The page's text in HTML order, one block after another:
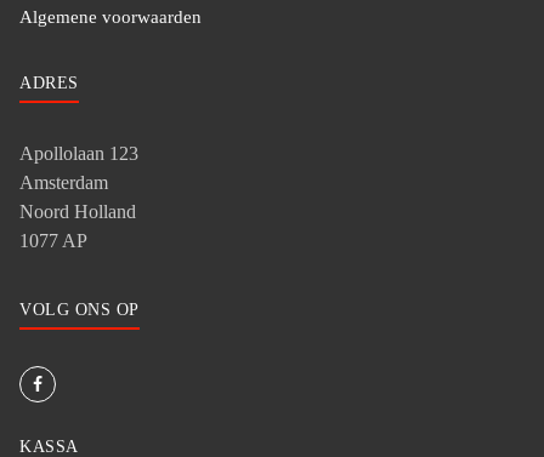
Algemene voorwaarden
ADRES
Apollolaan 123
Amsterdam
Noord Holland
1077 AP
VOLG ONS OP
KASSA